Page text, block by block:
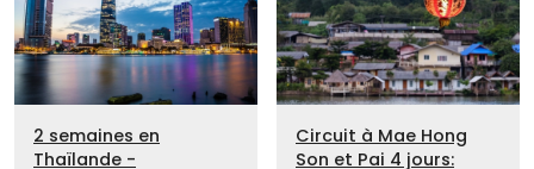
2 semaines en
Thaïlande -
Circuit à Mae Hong
Son et Pai 4 jours: